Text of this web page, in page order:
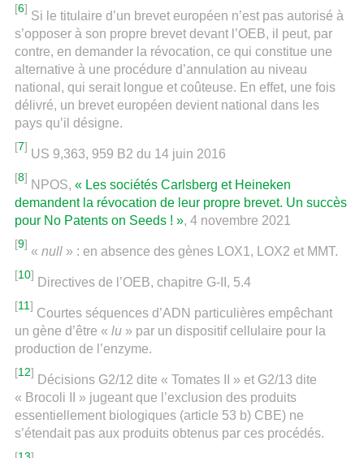
[6]
Si le titulaire d’un brevet européen n’est pas autorisé à
s’opposer à son propre brevet devant l’OEB, il peut, par
contre, en demander la révocation, ce qui constitue une
alternative à une procédure d’annulation au niveau
national, qui serait longue et coûteuse. En effet, une fois
délivré, un brevet européen devient national dans les
pays qu’il désigne.
[7]
US 9,363, 959 B2 du 14 juin 2016
[8]
NPOS, « Les sociétés Carlsberg et Heineken
demandent la révocation de leur propre brevet. Un succès
pour No Patents on Seeds ! », 4 novembre 2021
[9]
« null» : en absence des gènes LOX1, LOX2 et MMT.
[10]
Directives de l’OEB, chapitre G-II, 5.4
[11]
Courtes séquences d’ADN particulières empêchant
un gène d’être « lu» par un dispositif cellulaire pour la
production de l’enzyme.
[12]
Décisions G2/12 dite « Tomates II » et G2/13 dite
« Brocoli II » jugeant que l’exclusion des produits
essentiellement biologiques (article 53 b) CBE) ne
s’étendait pas aux produits obtenus par ces procédés.